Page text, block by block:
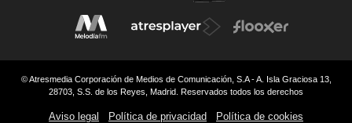
© Atresmedia Corporación de Medios de Comunicación, S.A - A. Isla Graciosa 13,
28703, S.S. de los Reyes, Madrid. Reservados todos los derechos
Aviso legal Política de privacidad Política de cookies